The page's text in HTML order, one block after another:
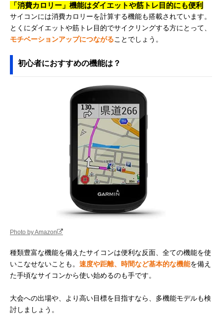
「消費カロリー」機能はダイエットや筋トレ目的にも便利
サイコンには消費カロリーを計算する機能も搭載されています。
とくにダイエットや筋トレ目的でサイクリングする方にとって、
モチベーションアップにつながることでしょう。
初心者におすすめの機能は？
Photo by Amazon
種類豊富な機能を備えたサイコンは便利な反面、全ての機能を使
いこなせないことも。 速度や距離、時間など基本的な機能を備え
た手頃なサイコンから使い始めるのも手です。
大会への出場や、より高い目標を目指すなら、多機能モデルも検
討しましょう。